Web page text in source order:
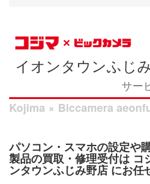
イオンタウンふじ
サー
Kojima × Biccamera
パソコン・スマホの設定や
製品の買取・修理受付は コ
ンタウンふじみ野店 にお任